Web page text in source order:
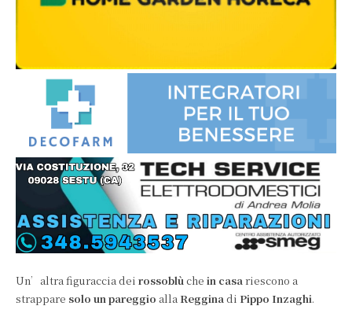
Un’altra figuraccia dei rossoblù che in casa riescono a
strappare solo un pareggio alla Reggina di Pippo Inzaghi.